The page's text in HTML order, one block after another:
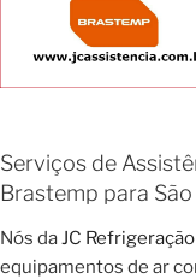
Serviços de
Brastemp para São
Nós daJC Refrigeração
equipamentos de ar